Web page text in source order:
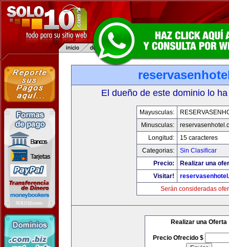
El dueño de este dominio lo
Mayusculas:
Minusculas:
Longitud:
15 caracteres
Categorias:
Sin Clasificar
Precio:
Realizar una
Visitar!
Serán consideradas
Realizar una Oferta
Precio Ofrecido $